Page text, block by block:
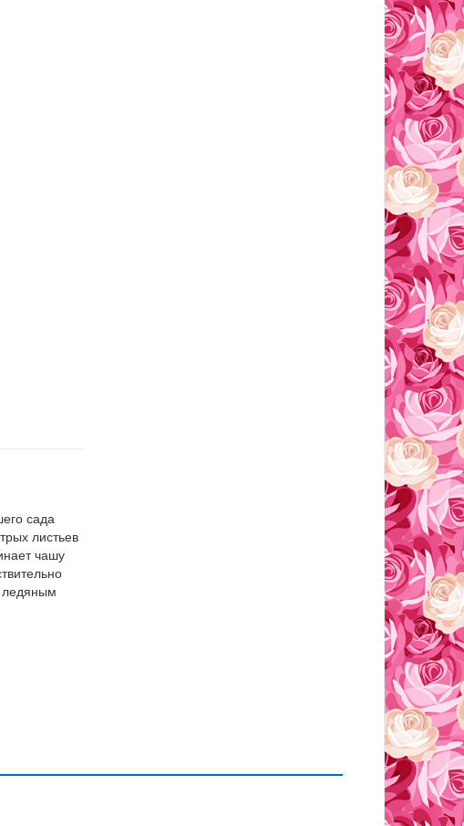
сада
листьев
чашу
ледяным